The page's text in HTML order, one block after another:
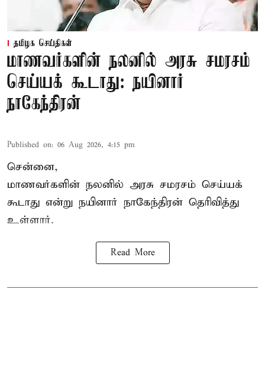
தமிழக செய்திகள்
மாணவர்களின் நலனில் அரசு சமரசம்
செய்யக் கூடாது: நயினார்
நாகேந்திரன்
Published on: 06 Aug 2026, 4:15 pm
சென்னை,
மாணவர்களின் நலனில் அரசு சமரசம் செய்யக்
கூடாது என்று நயினார் நாகேந்திரன் தெரிவித்து
உள்ளார்.
Read More